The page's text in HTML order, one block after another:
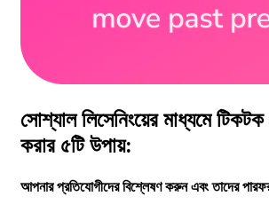
সোশ্যাল লিসেনিংয়ের মাধ্যমে টিকটক
করার ৫টি উপায়:
আপনার প্রতিযোগীদের বিশ্লেষণ করুন এবং তাদের